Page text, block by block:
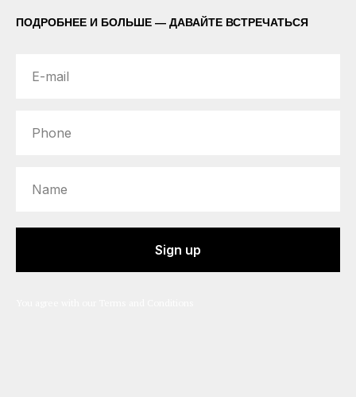
ПОДРОБНЕЕ И БОЛЬШЕ — ДАВАЙТЕ ВСТРЕЧАТЬСЯ
Sign up